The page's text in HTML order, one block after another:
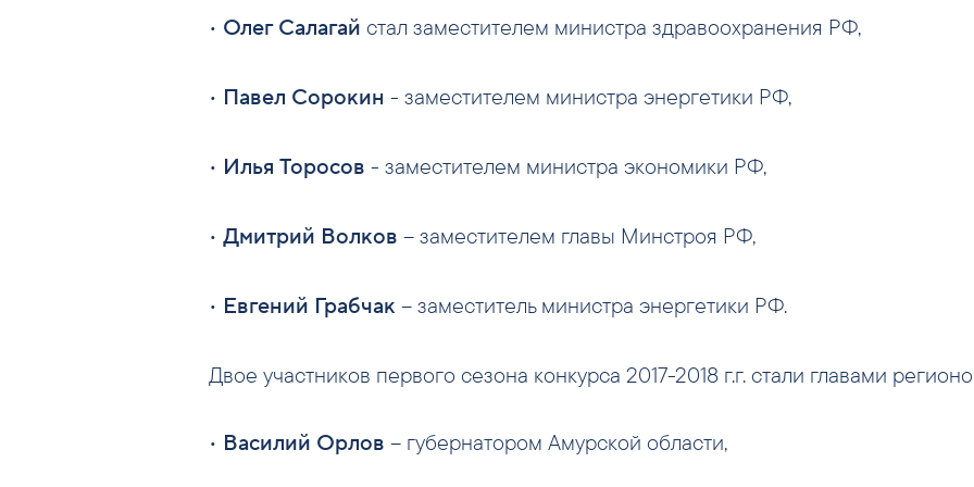
• Олег Салагай стал заместителем министра здравоохранения РФ,
• Павел Сорокин - заместителем министра энергетики РФ,
• Илья Торосов - заместителем министра экономики РФ,
• Дмитрий Волков – заместителем главы Минстроя РФ,
• Евгений Грабчак – заместитель министра энергетики РФ.
Двое участников первого сезона конкурса 2017-2018 г.г. стали главами
• Василий Орлов – губернатором Амурской области,